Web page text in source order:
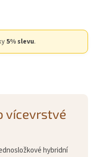
5% slevu.
vícevrstvé
hybridní